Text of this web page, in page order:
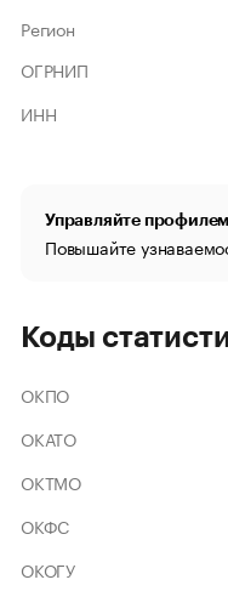
Регион
ОГРНИП
ИНН
Управляйте
Повышайте
Коды
ОКПО
ОКАТО
ОКТМО
ОКФС
ОКОГУ